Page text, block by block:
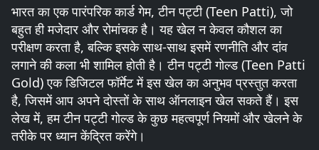
भारत का एक पारंपरिक कार्ड गेम, टीन पट्टी (Teen Patti), जो
बहुत ही मजेदार और रोमांचक है। यह खेल न केवल कौशल का
परीक्षण करता है, बल्कि इसके साथ-साथ इसमें रणनीति और दांव
लगाने की कला भी शामिल होती है। टीन पट्टी गोल्ड (Teen Patti
Gold) एक डिजिटल फॉर्मेट में इस खेल का अनुभव प्रस्तुत करता
है, जिसमें आप अपने दोस्तों के साथ ऑनलाइन खेल सकते हैं। इस
लेख में, हम टीन पट्टी गोल्ड के कुछ महत्वपूर्ण नियमों और खेलने के
तरीके पर ध्यान केंद्रित करेंगे।